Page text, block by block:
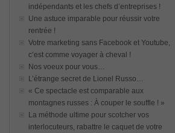
indépendants et les chefs d’entreprises !
Une astuce imparable pour réussir votre
rentrée !
Votre marketing sans Facebook et Youtube,
c’est comme voyager à cheval !
Nos voeux pour vous…
L’étrange secret de Lionel Russo…
« Ce spectacle est comparable aux
montagnes russes : À couper le souffle ! »
La méthode ultime pour scotcher vos
interlocuteurs, rabattre le caquet de votre